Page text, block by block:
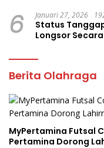
6 Januari 27, 2026
Status
Longsor
Berita Olahraga
MyPertamina Futsal
Pertamina Dorong